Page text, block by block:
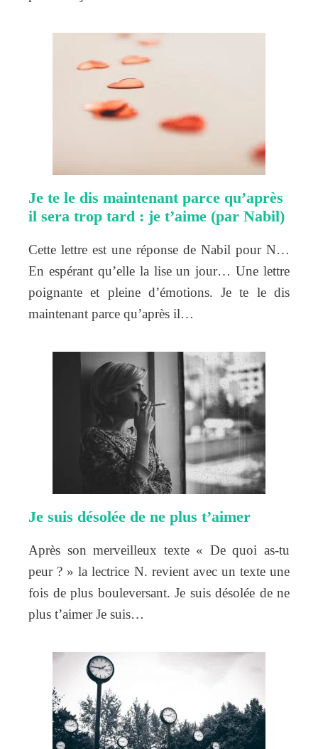
Je te le dis maintenant parce qu’après
il sera trop tard : je t’aime (par Nabil)
Cette lettre est une réponse de Nabil pour N…
En espérant qu’elle la lise un jour… Une lettre
poignante et pleine d’émotions. Je te le dis
maintenant parce qu’après il…
Je suis désolée de ne plus t’aimer
Après son merveilleux texte « De quoi as-tu
peur ? » la lectrice N. revient avec un texte une
fois de plus bouleversant. Je suis désolée de ne
plus t’aimer Je suis…